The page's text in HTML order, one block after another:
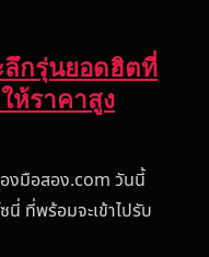
ลึกรุ่นยอดฮิตที่
ห้ราคาสูง
งมือสอง.com วันนี้
นี่ ที่พร้อมจะเข้าไปรับ